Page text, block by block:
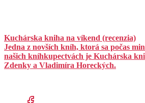
Kuchárska kniha na víkend (recenzia)
Jedna z novších kníh, ktorá sa počas
našich kníhkupectvách je Kuchárska
Zdenky a Vladimíra Horeckých.